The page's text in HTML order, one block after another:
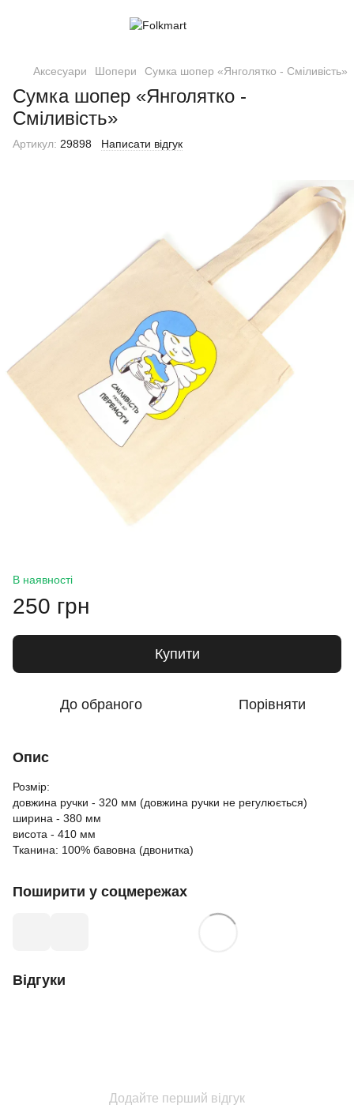
Аксесуари Шопери Сумка шопер «Янголятко - Сміливість»
Сумка шопер «Янголятко -
Сміливість»
Артикул: 29898 Написати відгук
В наявності
250 грн
Купити
До обраного Порівняти
Опис
Розмір:
довжина ручки - 320 мм (довжина ручки не регулюється)
ширина - 380 мм
висота - 410 мм
Тканина: 100% бавовна (двонитка)
Поширити у соцмережах
Відгуки
Додайте перший відгук